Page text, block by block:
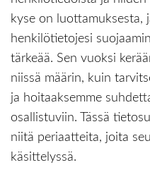
kyse on luottamuksesta,
henkilötietojesi
tärkeää. Sen vuoksi
niissä määrin, kuin
ja hoitaaksemme
osallistuviin. Tässä
niitä periaatteita, joita
käsittelyssä.